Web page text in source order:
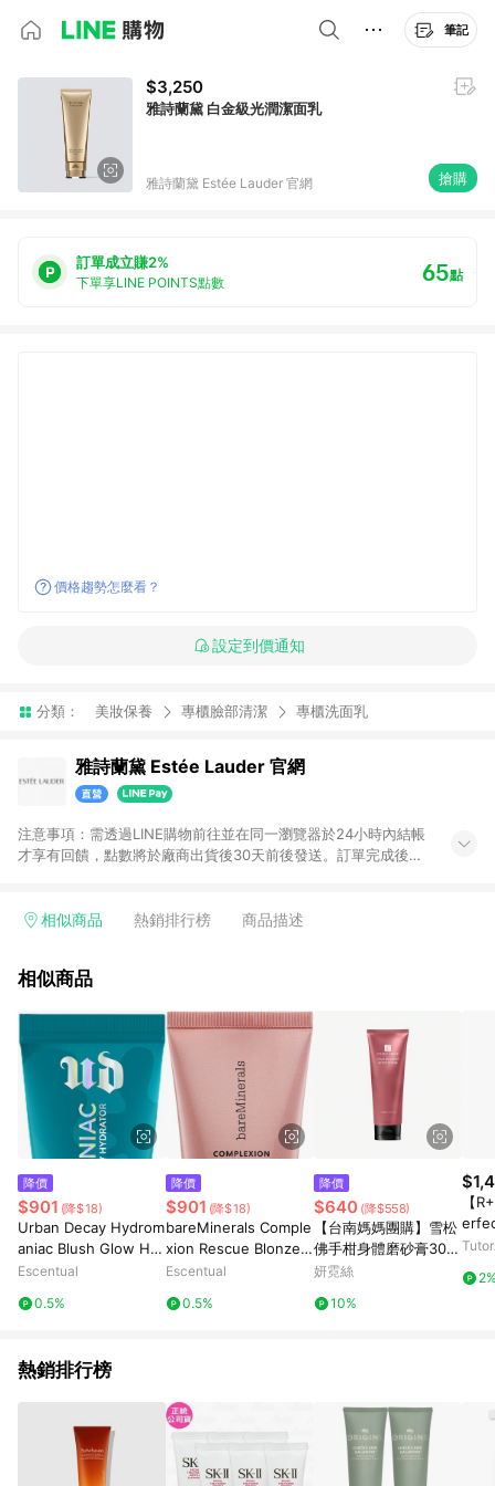
筆記
$3,250
雅詩蘭黛 白金級光潤潔面乳
雅詩蘭黛 Estée Lauder 官網 搶購
訂單成立賺2%
下單享LINE POINTS點數 65點
價格趨勢怎麼看？
設定到價通知
分類： 美妝保養 專櫃臉部清潔 專櫃洗面乳
雅詩蘭黛 Estée Lauder 官網
注意事項：需透過LINE購物前往並在同一瀏覽器於24小時內結帳
才享有回饋，點數將於廠商出貨後30天前後發送。訂單完成後
相似商品 熱銷排行榜 商品描述
相似商品
降價
$901 (降$18)
Urban Decay Hydrom
aniac Blush Glow Hy
drator 15ml Obsesse
Escentual
0.5%
降價
$901 (降$18)
bareMinerals Comple
xion Rescue Blonzer
15ml Kiss of Spice
Escentual
0.5%
降價
$640 (降$558)
【台南媽媽團購】雪松
佛手柑身體磨砂膏300
ML
妍霓絲
10%
【
熱銷排行榜